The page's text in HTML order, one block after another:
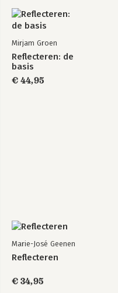
Mirjam Groen
Reflecteren: de
basis
€ 44,95
Marie-José Geenen
Reflecteren
€ 34,95